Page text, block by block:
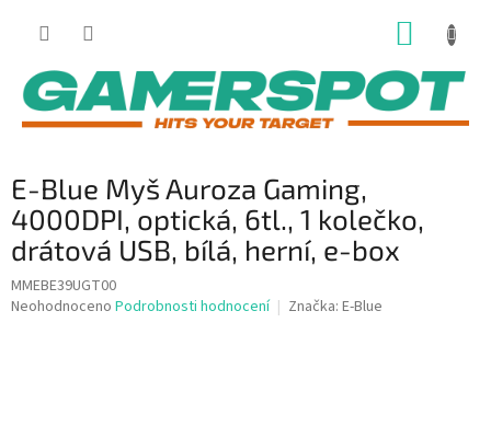
E-Blue Myš Auroza Gaming,
4000DPI, optická, 6tl., 1 kolečko,
drátová USB, bílá, herní, e-box
MMEBE39UGT00
Průměrné
Neohodnoceno Podrobnosti hodnocení Značka: E-Blue